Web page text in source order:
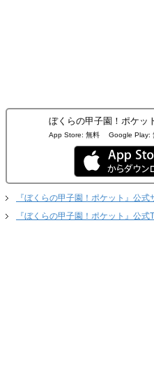
ぼくらの甲子園！ポケッ
App Store: 無料 Google Play:
『ぼくらの甲子園！ポケット』公式
『ぼくらの甲子園！ポケット』公式